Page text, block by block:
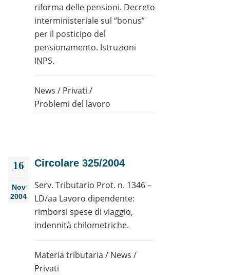
riforma delle pensioni. Decreto
interministeriale sul “bonus”
per il posticipo del
pensionamento. Istruzioni
INPS.
News / Privati /
Problemi del lavoro
16
Nov
2004
Circolare 325/2004
Serv. Tributario Prot. n. 1346 –
LD/aa Lavoro dipendente:
rimborsi spese di viaggio,
indennità chilometriche.
Materia tributaria / News /
Privati